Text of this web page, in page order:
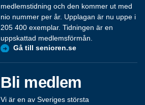
medlemstidning och den kommer ut med
nio nummer per år. Upplagan är nu uppe i
205 400 exemplar. Tidningen är en
uppskattad medlemsförmån.
Gå till senioren.se
Bli medlem
Vi är en av Sveriges största